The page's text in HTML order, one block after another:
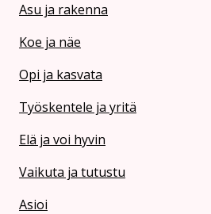
Asu ja rakenna
Koe ja näe
Opi ja kasvata
Työskentele ja yritä
Elä ja voi hyvin
Vaikuta ja tutustu
Asioi